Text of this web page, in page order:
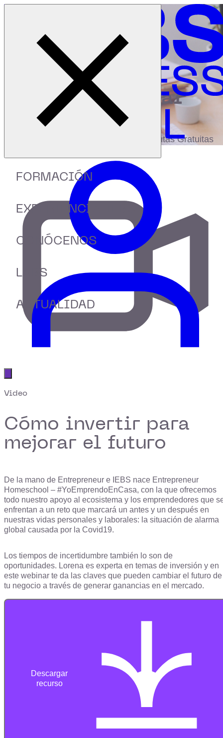
FORMACIÓN
EXPERIENCIA IEBS
CONÓCENOS
LABS
ACTUALIDAD
Inicio
Recursos
Cómo invertir para mejorar el futuro
bibliotecadigital
Accede a más de 150 Recursos, Guías,
eBooks,Plantillas, Estudios y Herramientas Gratuitas
Video
Cómo invertir para
mejorar el futuro
De la mano de Entrepreneur e IEBS nace Entrepreneur
Homeschool – #YoEmprendoEnCasa, con la que ofrecemos
todo nuestro apoyo al ecosistema y los emprendedores que
enfrentan a un reto que marcará un antes y un después en
nuestras vidas personales y laborales: la situación de alarma
global causada por la Covid19.
Los tiempos de incertidumbre también lo son de
oportunidades. Lorena es experta en temas de inversión y en
este webinar te da las claves que pueden cambiar el futuro de
tu negocio a través de generar ganancias en el mercado.
Descargar
recurso